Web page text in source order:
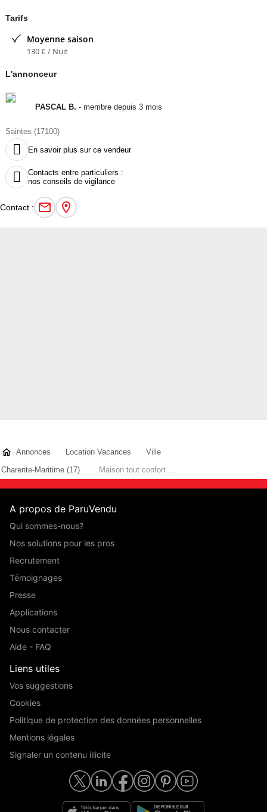
Tarifs
Moyenne saison
130 € / Nuit
L'annonceur
PASCAL B. - membre depuis 3 mois
Saintes (17100)
 En savoir plus sur ce vendeur

Contacts entre particuliers :
nos conseils de vigilance
Contact :
Annonces Location Vacances
Ville
Charente-Maritime (17)
Maison tout confort ...
A propos de ParuVendu
Qui sommes-nous?
Nos solutions pour les pros
Recrutement
Témoignages
Presse
Applications
Nous contacter
Aide - FAQ
Liens utiles
Vos suggestions
Cookies
Politique de protection des données personnelles
Mentions légales
Signaler un contenu illicite